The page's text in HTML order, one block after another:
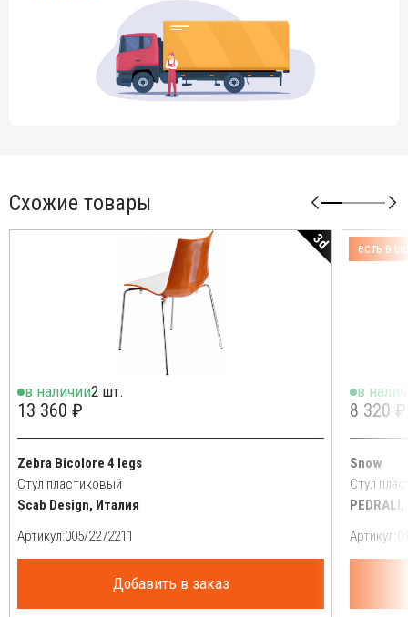
Схожие товары
3d
в наличии2 шт.
13 360 ₽
Zebra Bicolore 4 legs
Стул пластиковый
Scab Design, Италия
Артикул:
Добавить в заказ
есть в
в
8 320 ₽
Snow
Стул
Артикул: